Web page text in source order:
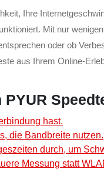
Ihre
Mit nur
oder ob
aus Ihrem Online-
hast.
die Bandbreite nutzen.
durch, um
Messung statt